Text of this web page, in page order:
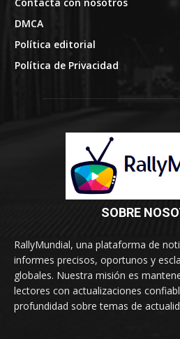
DMCA
Política editorial
Política de Privacidad
SOBRE
RallyMundial, una plataforma de
informes precisos, oportunos y
globales. Nuestra misión es
lectores con actualizaciones
profundidad sobre temas de